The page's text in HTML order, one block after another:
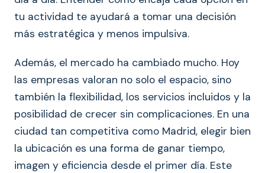
tu actividad te ayudará a tomar una decisión
más estratégica y menos impulsiva.
Además, el mercado ha cambiado mucho. Hoy
las empresas valoran no solo el espacio, sino
también la flexibilidad, los servicios incluidos y la
posibilidad de crecer sin complicaciones. En una
ciudad tan competitiva como Madrid, elegir bien
la ubicación es una forma de ganar tiempo,
imagen y eficiencia desde el primer día. Este